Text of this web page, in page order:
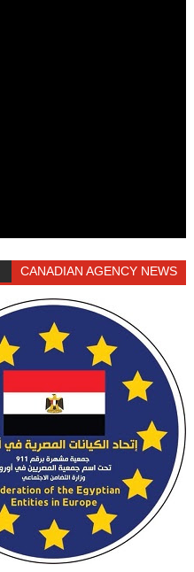
CANADIAN AGENCY NEWS